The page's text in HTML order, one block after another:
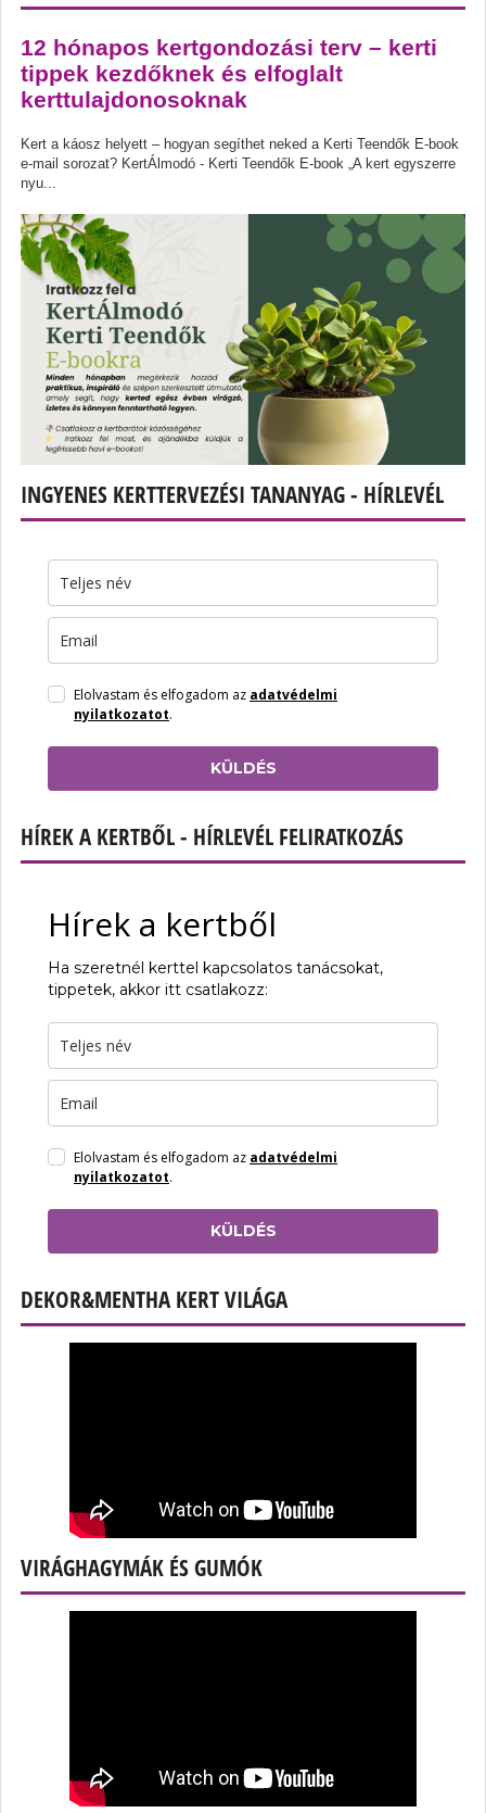
12 hónapos kertgondozási terv – kerti
tippek kezdőknek és elfoglalt
kerttulajdonosoknak
Kert a káosz helyett – hogyan segíthet neked a Kerti Teendők E-book
e-mail sorozat? KertÁlmodó - Kerti Teendők E-book „A kert egyszerre
nyu...
INGYENES KERTTERVEZÉSI TANANYAG - HÍRLEVÉL
Elolvastam és elfogadom az adatvédelmi
nyilatkozatot.
KÜLDÉS
HÍREK A KERTBŐL - HÍRLEVÉL FELIRATKOZÁS
Hírek a kertből
Ha szeretnél kerttel kapcsolatos tanácsokat,
tippetek, akkor itt csatlakozz:
Elolvastam és elfogadom az adatvédelmi
nyilatkozatot.
KÜLDÉS
DEKOR&MENTHA KERT VILÁGA
VIRÁGHAGYMÁK ÉS GUMÓK